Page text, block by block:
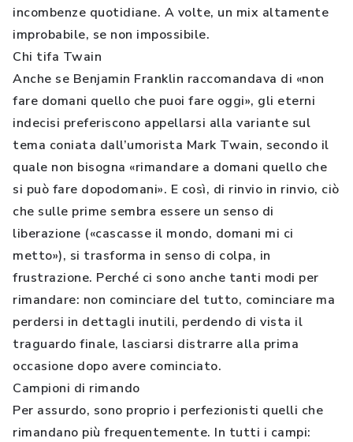
incombenze quotidiane. A volte, un mix altamente
improbabile, se non impossibile.
Chi tifa Twain
Anche se Benjamin Franklin raccomandava di «non
fare domani quello che puoi fare oggi», gli eterni
indecisi preferiscono appellarsi alla variante sul
tema coniata dall’umorista Mark Twain, secondo il
quale non bisogna «rimandare a domani quello che
si può fare dopodomani». E così, di rinvio in rinvio, ciò
che sulle prime sembra essere un senso di
liberazione («cascasse il mondo, domani mi ci
metto»), si trasforma in senso di colpa, in
frustrazione. Perché ci sono anche tanti modi per
rimandare: non cominciare del tutto, cominciare ma
perdersi in dettagli inutili, perdendo di vista il
traguardo finale, lasciarsi distrarre alla prima
occasione dopo avere cominciato.
Campioni di rimando
Per assurdo, sono proprio i perfezionisti quelli che
rimandano più frequentemente. In tutti i campi: